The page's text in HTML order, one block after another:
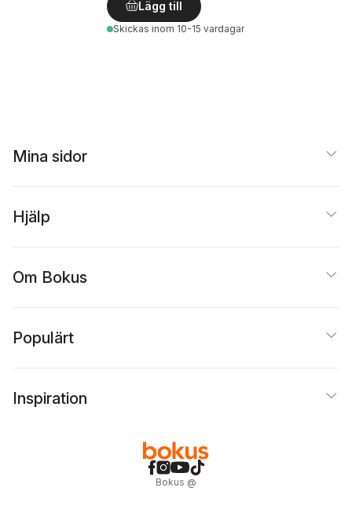
Lägg till
Skickas inom 10-15 vardagar
Mina sidor
Hjälp
Om Bokus
Populärt
Inspiration
Bokus @